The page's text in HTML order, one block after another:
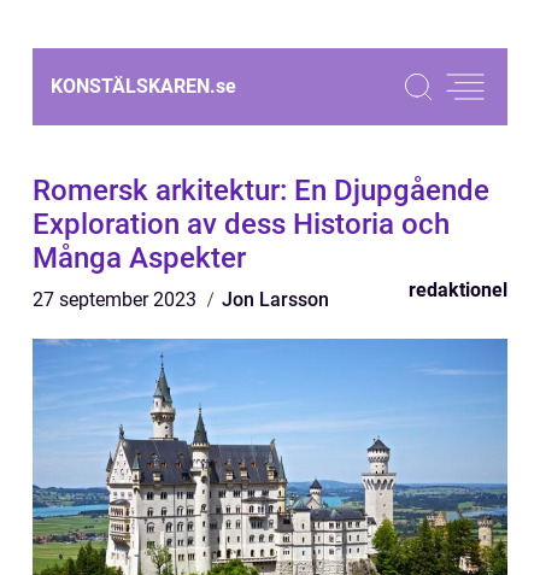
KONSTÄLSKAREN.se
Romersk arkitektur: En Djupgående
Exploration av dess Historia och
Många Aspekter
27 september 2023 Jon Larsson redaktionel